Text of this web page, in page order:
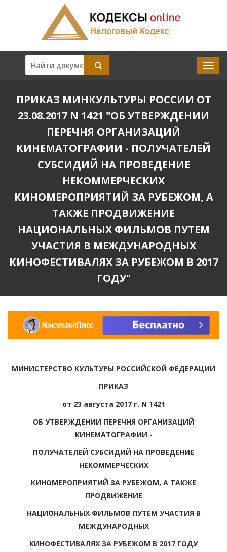
ПРИКАЗ МИНКУЛЬТУРЫ РОССИИ ОТ
23.08.2017 N 1421 "ОБ УТВЕРЖДЕНИИ
ПЕРЕЧНЯ ОРГАНИЗАЦИЙ
КИНЕМАТОГРАФИИ - ПОЛУЧАТЕЛЕЙ
СУБСИДИЙ НА ПРОВЕДЕНИЕ
НЕКОММЕРЧЕСКИХ
КИНОМЕРОПРИЯТИЙ ЗА РУБЕЖОМ, А
ТАКЖЕ ПРОДВИЖЕНИЕ
НАЦИОНАЛЬНЫХ ФИЛЬМОВ ПУТЕМ
УЧАСТИЯ В МЕЖДУНАРОДНЫХ
КИНОФЕСТИВАЛЯХ ЗА РУБЕЖОМ В 2017
ГОДУ"
МИНИСТЕРСТВО КУЛЬТУРЫ РОССИЙСКОЙ ФЕДЕРАЦИИ
ПРИКАЗ
от 23 августа 2017 г. N 1421
ОБ УТВЕРЖДЕНИИ ПЕРЕЧНЯ ОРГАНИЗАЦИЙ
КИНЕМАТОГРАФИИ -
ПОЛУЧАТЕЛЕЙ СУБСИДИЙ НА ПРОВЕДЕНИЕ
НЕКОММЕРЧЕСКИХ
КИНОМЕРОПРИЯТИЙ ЗА РУБЕЖОМ, А ТАКЖЕ
ПРОДВИЖЕНИЕ
НАЦИОНАЛЬНЫХ ФИЛЬМОВ ПУТЕМ УЧАСТИЯ В
МЕЖДУНАРОДНЫХ
КИНОФЕСТИВАЛЯХ ЗА РУБЕЖОМ В 2017 ГОДУ